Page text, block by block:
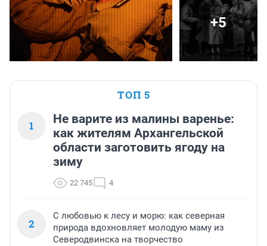
+5
ТОП 5
1
Не варите из малины варенье:
как жителям Архангельской
области заготовить ягоду на
зиму
22 745 4
2
С любовью к лесу и морю: как северная
природа вдохновляет молодую маму из
Северодвинска на творчество